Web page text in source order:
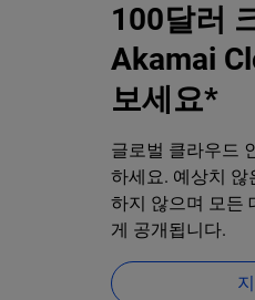
100달러
Akamai
보세요*
글로벌 클라우드
하세요. 예상치 않
하지 않으며 모든
게 공개됩니다.